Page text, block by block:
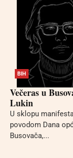
BIH
Večeras u
Lukin
U sklopu
povodom Dana
Busovača,...